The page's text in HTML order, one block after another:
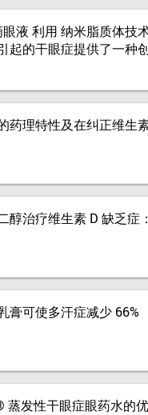
液 利用 纳米脂质体技
起的干眼症提供了一种
药理特性及在纠正维生
醇治疗维生素 D 缺乏症
膏可使多汗症减少 66%
蒸发性干眼症眼药水的